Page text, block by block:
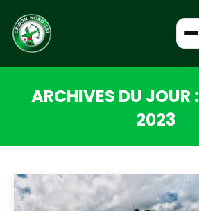
✕
INTERROGEZ-
FORMEZ-
VOUS
ARCHIVES DU JOUR :
2023